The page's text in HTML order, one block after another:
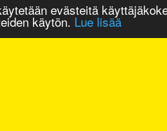
evästeitä
käytön. Lue lisää